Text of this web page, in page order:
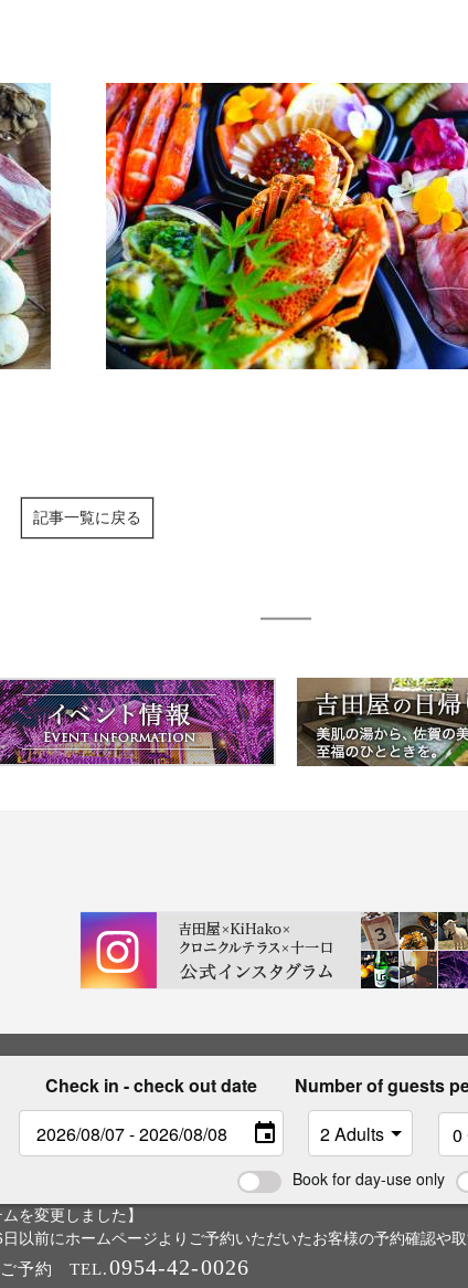
記事一覧に戻る
Check in - check out date Number of guests
Book for day-use only
ムを変更しました】
以前にホームページよりご予約いただいたお客様の予約確認や
予約 TEL.0954-42-0026